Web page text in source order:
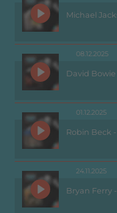
Michael
08.12.2025
David Bowie
01.12.2025
Robin Beck
24.11.2025
Bryan Ferry